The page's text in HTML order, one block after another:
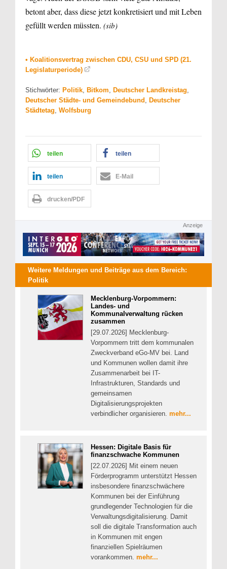
betont aber, dass diese jetzt konkretisiert und mit Leben
gefüllt werden müssten. (sib)
• Koalitionsvertrag zwischen CDU, CSU und SPD (21.
Legislaturperiode)
Stichwörter: Politik, Bitkom, Deutscher Landkreistag,
Deutscher Städte- und Gemeindebund , Deutscher
Städtetag, Wolfsburg
teilen teilen
teilen E-Mail
drucken/PDF
Anzeige
Weitere Meldungen und Beiträge aus dem Bereich:
Politik
Mecklenburg-Vorpommern:
Landes- und
Kommunalverwaltung rücken
zusammen
[29.07.2026] Mecklenburg-
Vorpommern tritt dem kommunalen
Zweckverband eGo-MV bei. Land
und Kommunen wollen damit ihre
Zusammenarbeit bei IT-
Infrastrukturen, Standards und
gemeinsamen
Digitalisierungsprojekten
verbindlicher organisieren. mehr...
Hessen: Digitale Basis für
finanzschwache Kommunen
[22.07.2026] Mit einem neuen
Förderprogramm unterstützt Hessen
insbesondere finanzschwächere
Kommunen bei der Einführung
grundlegender Technologien für die
Verwaltungsdigitalisierung. Damit
soll die digitale Transformation auch
in Kommunen mit engen
finanziellen Spielräumen
vorankommen. mehr...